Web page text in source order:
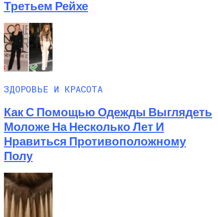
Третьем Рейхе
ЗДОРОВЬЕ И КРАСОТА
Как С Помощью Одежды Выглядеть
Моложе На Несколько Лет И
Нравиться Противоположному
Полу